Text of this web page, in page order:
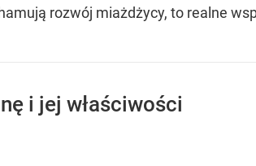
rozwój miażdżycy, to realne
i jej właściwości